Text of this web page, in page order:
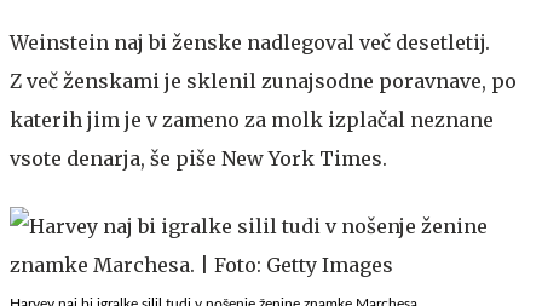
Weinstein naj bi ženske nadlegoval več desetletij.
Z več ženskami je sklenil zunajsodne poravnave, po
katerih jim je v zameno za molk izplačal neznane
vsote denarja, še piše New York Times.
Harvey naj bi igralke silil tudi v nošenje ženine znamke Marchesa.